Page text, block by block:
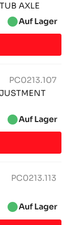
AXLE
brightness_1Auf Lager
PC0213.107
brightness_1Auf Lager
PC0213.113
brightness_1Auf Lager